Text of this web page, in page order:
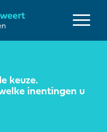
keuze.
inentingen u